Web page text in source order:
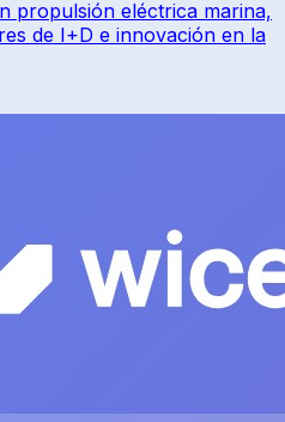
propulsión eléctrica marina,
de I+D e innovación en la